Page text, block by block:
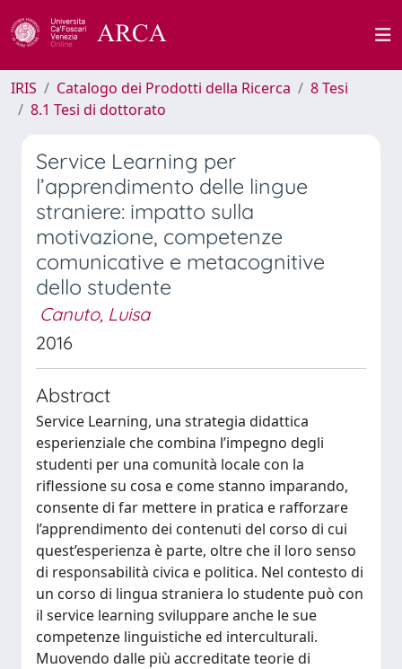
IRIS Catalogo dei Prodotti della Ricerca
8 Tesi
8.1 Tesi di dottorato
Service Learning per
l’apprendimento delle lingue
straniere: impatto sulla
motivazione, competenze
comunicative e metacognitive
dello studente
Canuto, Luisa
2016
Abstract
Service Learning, una strategia didattica
esperienziale che combina l’impegno degli
studenti per una comunità locale con la
riflessione su cosa e come stanno imparando,
consente di far mettere in pratica e rafforzare
l’apprendimento dei contenuti del corso di cui
quest’esperienza è parte, oltre che il loro senso
di responsabilità civica e politica. Nel contesto di
un corso di lingua straniera lo studente può con
il service learning sviluppare anche le sue
competenze linguistiche ed interculturali.
Muovendo dalle più accreditate teorie di